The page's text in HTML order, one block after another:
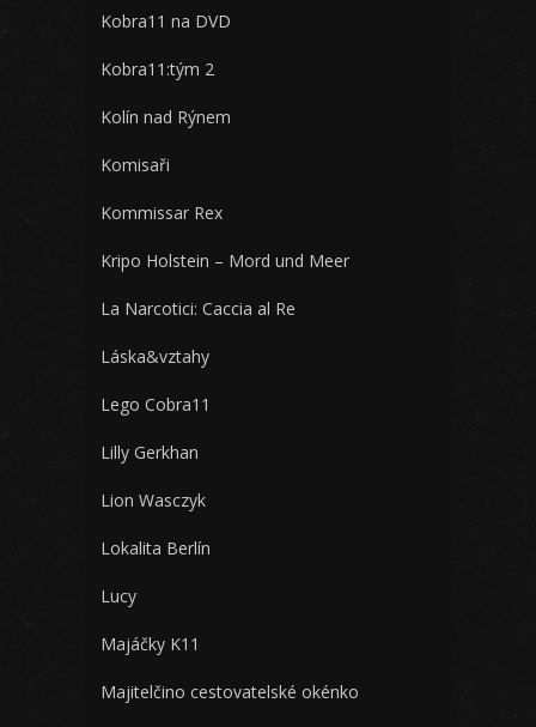
Kobra11 na DVD
Kobra11:tým 2
Kolín nad Rýnem
Komisaři
Kommissar Rex
Kripo Holstein – Mord und Meer
La Narcotici: Caccia al Re
Láska&vztahy
Lego Cobra11
Lilly Gerkhan
Lion Wasczyk
Lokalita Berlín
Lucy
Majáčky K11
Majitelčino cestovatelské okénko